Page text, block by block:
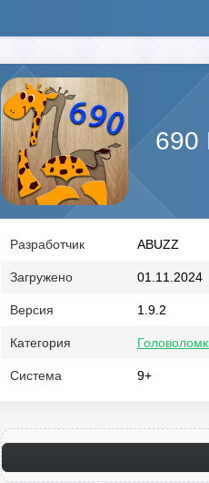
690
Разработчик ABUZZ
Загружено 01.11.2024
Версия 1.9.2
Категория
Система 9+